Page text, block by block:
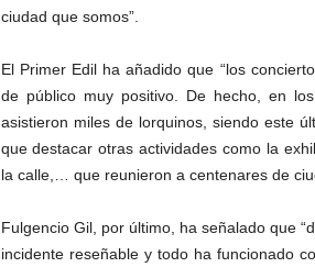
ciudad que somos”.
El Primer Edil ha añadido que “los
de público muy positivo. De hecho, en
asistieron miles de lorquinos, siendo este
que destacar otras actividades como la
la calle,… que reunieron a centenares de
Fulgencio Gil, por último, ha señalado que
incidente reseñable y todo ha funcionado